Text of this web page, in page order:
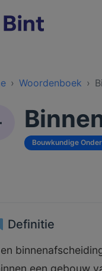
Woordenboek
Bouwkundige
Definitie
een gebouw